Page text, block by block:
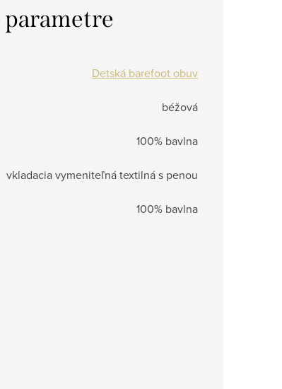
Detská barefoot obuv
béžová
100% bavlna
vkladacia vymeniteľná textilná s penou
100% bavlna